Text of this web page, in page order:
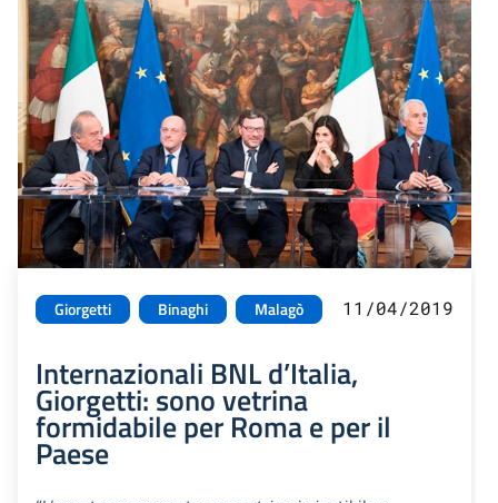
Giorgetti Binaghi Malagò 11/04/2019
Internazionali BNL d’Italia,
Giorgetti: sono vetrina
formidabile per Roma e per il
Paese